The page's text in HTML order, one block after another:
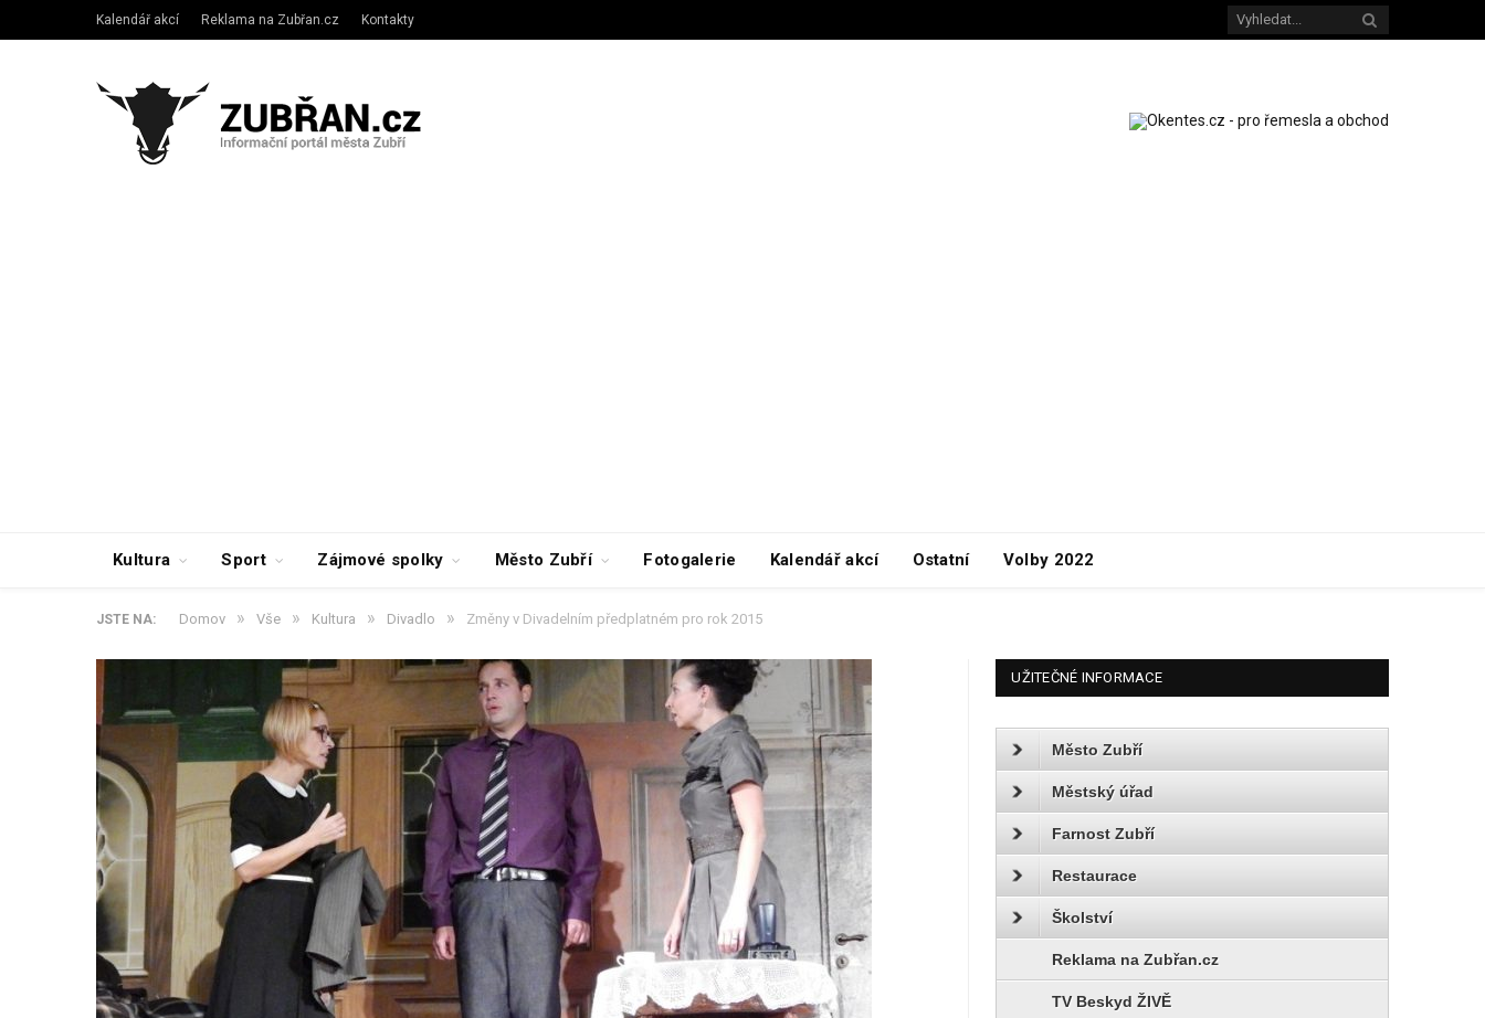
Kalendář akcí Reklama na Zubřan.cz Kontakty
Kultura Sport Zájmové spolky Město Zubří Fotogalerie Kalendář akcí Ostatní Volby 2022
JSTE NA: Domov » Vše » Kultura » Divadlo » Změny v Divadelním předplatném pro rok 2015
UŽITEČNÉ INFORMACE
Město Zubří
Městský úřad
Farnost Zubří
Restaurace
Školství
Reklama na Zubřan.cz
TV Beskyd ŽIVĚ